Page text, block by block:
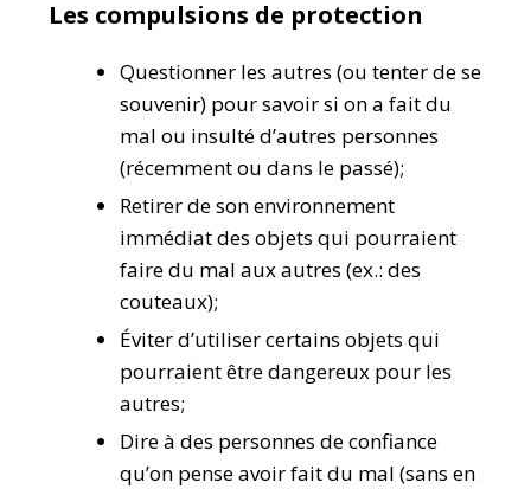
Les compulsions de protection
Questionner les autres (ou tenter de se
souvenir) pour savoir si on a fait du
mal ou insulté d’autres personnes
(récemment ou dans le passé);
Retirer de son environnement
immédiat des objets qui pourraient
faire du mal aux autres (ex.: des
couteaux);
Éviter d’utiliser certains objets qui
pourraient être dangereux pour les
autres;
Dire à des personnes de confiance
qu’on pense avoir fait du mal (sans en